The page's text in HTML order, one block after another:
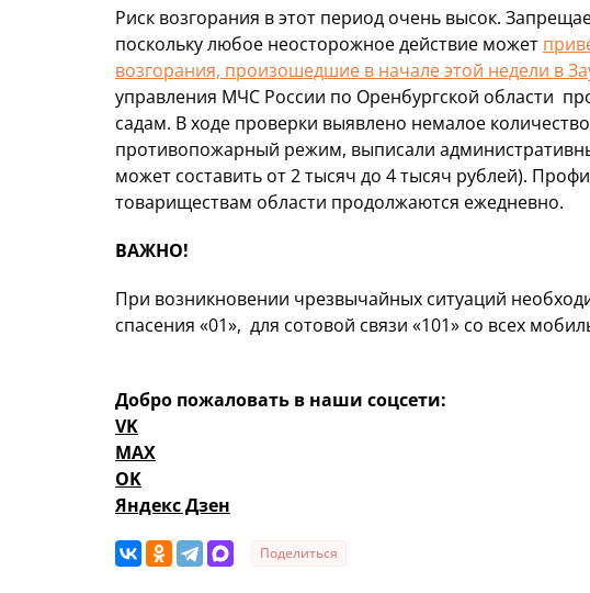
Риск возгорания в этот период очень высок.
поскольку любое неосторожное действие может
возгорания, произошедшие в начале этой недели в
управления МЧС России по Оренбургской области
садам. В ходе проверки выявлено немалое
противопожарный режим, выписали
может составить от 2 тысяч до 4 тысяч рублей).
товариществам области продолжаются ежедневно.
ВАЖНО!
При возникновении чрезвычайных ситуаций
спасения «01», для сотовой связи «101» со всех
Добро пожаловать в наши соцсети:
VK
MAX
OK
Яндекс Дзен
Поделиться